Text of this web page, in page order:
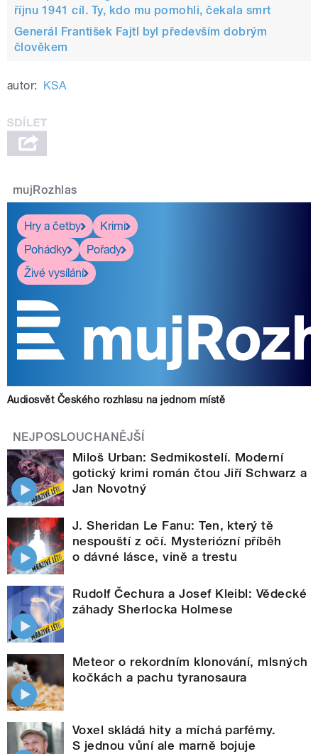
říjnu 1941 cíl. Ty, kdo mu pomohli, čekala smrt
Generál František Fajtl byl především dobrým
člověkem
autor: KSA
mujRozhlas
Hry a četby
Krimi
Pohádky
Pořady
Živé vysílání
Audiosvět Českého rozhlasu na jednom místě
NEJPOSLOUCHANĚJŠÍ
Miloš Urban: Sedmikostelí. Moderní
gotický krimi román čtou Jiří Schwarz a
Jan Novotný
J. Sheridan Le Fanu: Ten, který tě
nespouští z očí. Mysteriózní příběh
o dávné lásce, vině a trestu
Rudolf Čechura a Josef Kleibl: Vědecké
záhady Sherlocka Holmese
Meteor o rekordním klonování, mlsných
kočkách a pachu tyranosaura
Voxel skládá hity a míchá parfémy.
S jednou vůní ale marně bojuje